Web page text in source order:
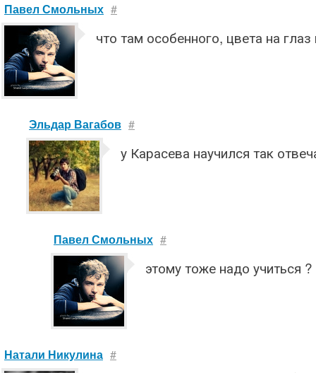
Павел Смольных #
что там особенного, цвета на
Эльдар Вагабов #
у Карасева научился так
Павел Смольных #
этому тоже надо учиться ?
Натали Никулина #